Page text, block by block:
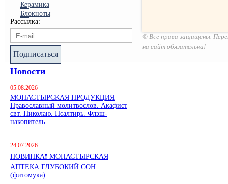
Керамика
Блокноты
Рассылка:
Подписаться
Новости
05.08.2026
МОНАСТЫРСКАЯ ПРОДУКЦИЯ
Православный молитвослов. Акафист
свт. Николаю. Псалтирь. Флэш-
накопитель.
24.07.2026
НОВИНКА❗ МОНАСТЫРСКАЯ
АПТЕКА ГЛУБОКИЙ СОН
(фитомука)
© Все права защищены.
на сайт обязательна!